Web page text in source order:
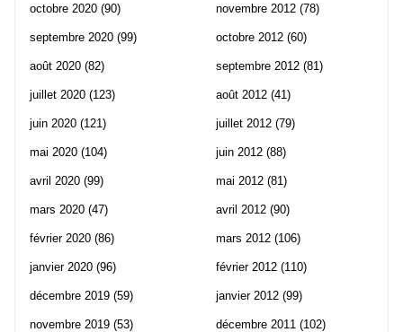
octobre 2020 (90)
septembre 2020 (99)
août 2020 (82)
juillet 2020 (123)
juin 2020 (121)
mai 2020 (104)
avril 2020 (99)
mars 2020 (47)
février 2020 (86)
janvier 2020 (96)
décembre 2019 (59)
novembre 2019 (53)
novembre 2012 (78)
octobre 2012 (60)
septembre 2012 (81)
août 2012 (41)
juillet 2012 (79)
juin 2012 (88)
mai 2012 (81)
avril 2012 (90)
mars 2012 (106)
février 2012 (110)
janvier 2012 (99)
décembre 2011 (102)